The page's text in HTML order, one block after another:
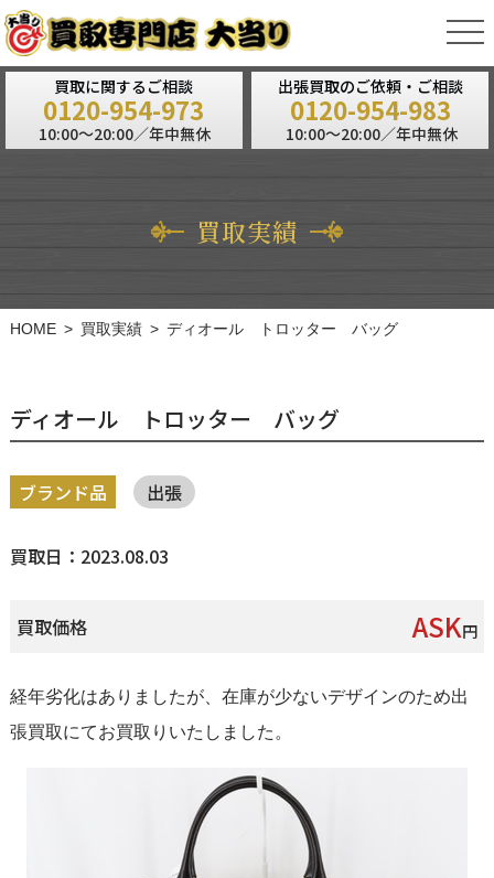
買取に関するご相談
0120-954-973
10:00～20:00／年中無休
出張買取のご依頼・ご相談
0120-954-983
10:00～20:00／年中無休
買取実績
HOME 買取実績 ディオール トロッター バッグ
ディオール トロッター バッグ
ブランド品 出張
買取日：2023.08.03
買取価格 ASK円
経年劣化はありましたが、在庫が少ないデザインのため出
張買取にてお買取りいたしました。